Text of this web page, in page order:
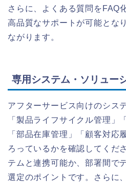
さらに、よくある質問をFAQ
高品質なサポートが可能とな
ながります。
専用システム・ソリュー
アフターサービス向けのシス
「製品ライフサイクル管理」
「部品在庫管理」「顧客対応
ろっているかを確認してくだ
テムと連携可能か、部署間で
選定のポイントです。さらに